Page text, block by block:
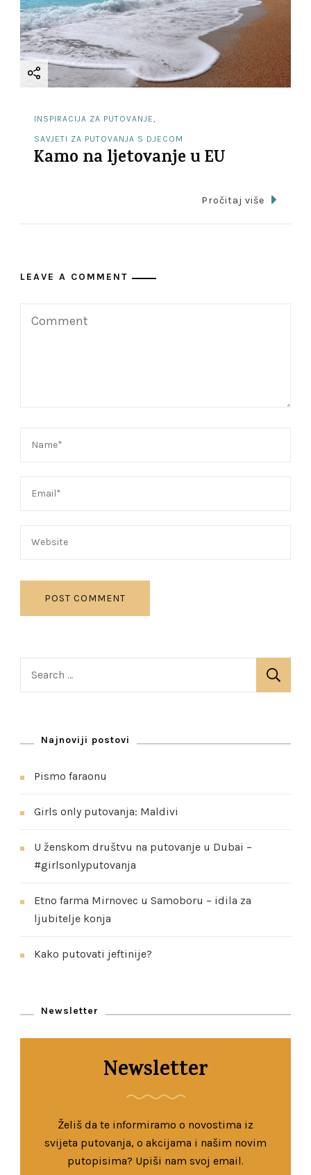
INSPIRACIJA ZA PUTOVANJE
SAVJETI ZA PUTOVANJA S DJECOM
Kamo na ljetovanje u EU
Pročitaj više
LEAVE A COMMENT
c
o
r
:
Najnoviji postovi
Pismo faraonu
Girls only putovanja: Maldivi
U ženskom društvu na putovanje u Dubai –
#girlsonlyputovanja
Etno farma Mirnovec u Samoboru – idila za
ljubitelje konja
Kako putovati jeftinije?
Newsletter
Newsletter
Želiš da te informiramo o novostima iz
svijeta putovanja, o akcijama i našim novim
putopisima? Upiši nam svoj email.